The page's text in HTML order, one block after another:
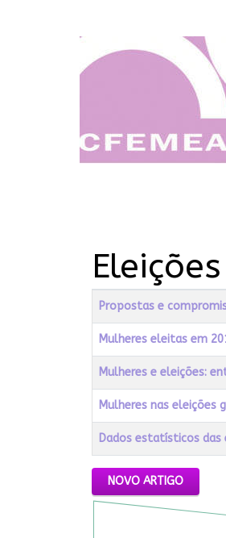
Título Data de
Propostas e
Mulheres eleitas em
Mulheres e eleições:
Mulheres nas eleições
Dados estatísticos das
NOVO ARTIGO